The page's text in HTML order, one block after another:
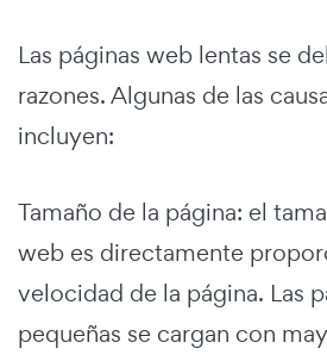
Las páginas web lentas se
razones. Algunas de las
incluyen:
Tamaño de la página: el
web es directamente
velocidad de la página. Las
pequeñas se cargan con